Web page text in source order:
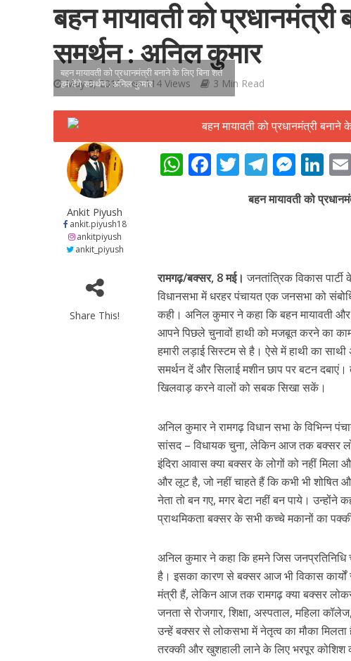
शिवानी सिंह का नया बोलबम गीत
वर्ल्डवाइड रिकॉर्ड्स भोजपुरी का
पवन सिंह का बॉलीवुड में
बहन मायावती को प्रधानमंत्री
समर्थन : अनिल कुमार
May 8, 2019 114 Views 3 Min Read
बहन मायावती को प्रधानमंत्री बनाने के‍ लिए बिना शर्त
हम देंगे समर्थन : अनिल कुमार
Ankit Piyush
ankit.piyush18
ankitpiyush
ankit_piyush
Share This!
W
p
p
F
o
k
T
itt
T
e
m
M
e
ss
g
er
Li
k
n
बहन मायावती को
रामगढ़/बक्‍सर, 8 मई। जनतांत्रिक विकास
विधानसभा में धरहर पंचायत एक जनसभा को
कही। अनिल कुमार ने कहा कि बहन मायावती
आपने पिछले चुनावों हाथी को मजबूत करने का
हमारी लड़ाई सिस्‍टम से है। ऐसे में हाथी का
समर्थन दें और सिलाई मशीन छाप पर बटन
खिलवाड़ करने वालों को सबक सिखा सकें।
अनिल कुमार ने रामगढ़ विधान सभा के विभिन्‍न
सांसद – विधायक चुना, लेकिन आज तक बक्‍सर
इंदिरा आवास क्‍या बक्‍सर के लोगों को नहीं मिला
और लूट है, जो नहीं चाहते हैं कि कभी भी
नेता तो बन गए, मगर बेटा नहीं बन पाये।
प्राथमिकता बक्‍सर के सभी कच्‍चे मकानों का
अनिल कुमार ने कहा कि हमने जिस
है। इसका कारण से बक्‍सर आज भी विकास
मंत्री हैं, लेकिन आज तक रामगढ़ क्‍या बक्‍सर
जनता से रोजगार, शिक्षा, अस्‍पताल, महिला
उन्‍हें बक्‍सर से लोकसभा में नेतृत्‍व का मौका
तरक्‍की और खुशहाली लाने के लिए भरपूर कोशिश